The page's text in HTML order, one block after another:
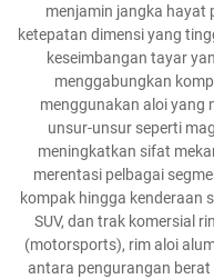
menjamin jangka hayat
ketepatan dimensi yang
keseimbangan tayar
menggabungkan
menggunakan aloi yang
unsur-unsur seperti
meningkatkan sifat
merentasi pelbagai
kompak hingga kenderaan
SUV, dan trak komersial
(motorsports), rim aloi
antara pengurangan